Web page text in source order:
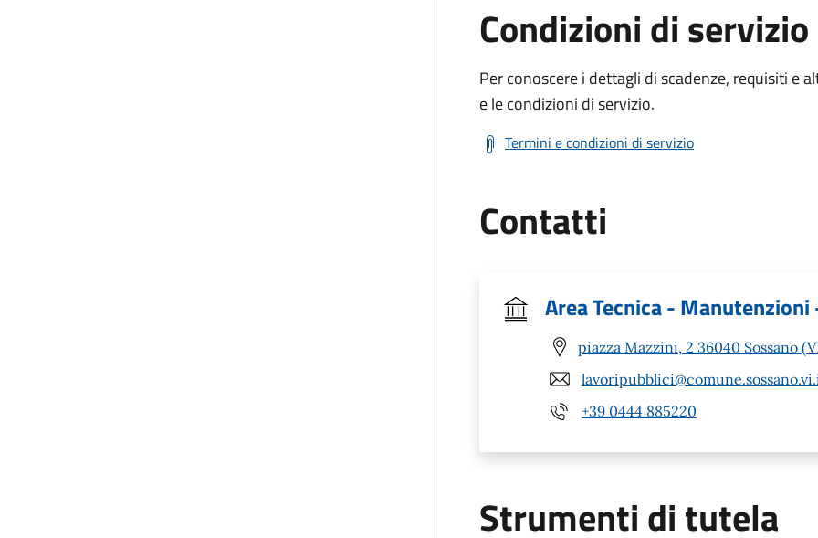
Condizioni di servizio
Per conoscere i dettagli di scadenze, requisiti e
e le condizioni di servizio.
Termini e condizioni di servizio
Contatti
Area Tecnica -
piazza Mazzini, 2 36040 Sossano
+39 0444 885220
Strumenti di tutela